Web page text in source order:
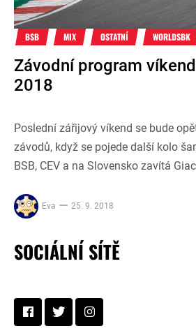
BSB MIX OSTATNÍ WORLDSBK
Závodní program
2018
Poslední zářijový víkend se bude
závodů, když se pojede další kolo
BSB, CEV a na Slovensko zavítá
Eva 25. 9. 2018
SOCIÁLNÍ SÍTĚ